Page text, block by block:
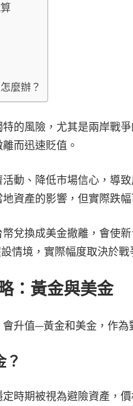
麼辦？
的風險，尤其是兩岸戰
而迅速貶值。
動、降低市場信心，導
資產的影響，但實際跌
兌換成美金撤離，會使
情境，實際幅度取決於
：黃金與美金
升值—黃金和美金，作為
？
時期被視為避險資產，